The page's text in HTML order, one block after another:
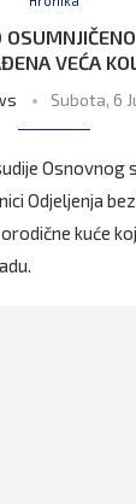
VEĆA
Subota, 6
Osnovnog
Odjeljenja
kuće